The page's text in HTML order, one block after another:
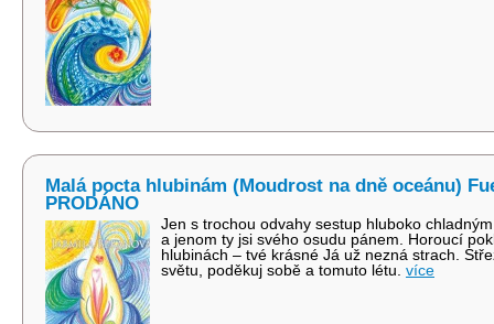
Malá pocta hlubinám (Moudrost na dně oceánu)
PRODÁNO
Jen s trochou odvahy sestup hluboko
a jenom ty jsi svého osudu pánem. Horoucí
hlubinách – tvé krásné Já už nezná strach.
světu, poděkuj sobě a tomuto létu. více